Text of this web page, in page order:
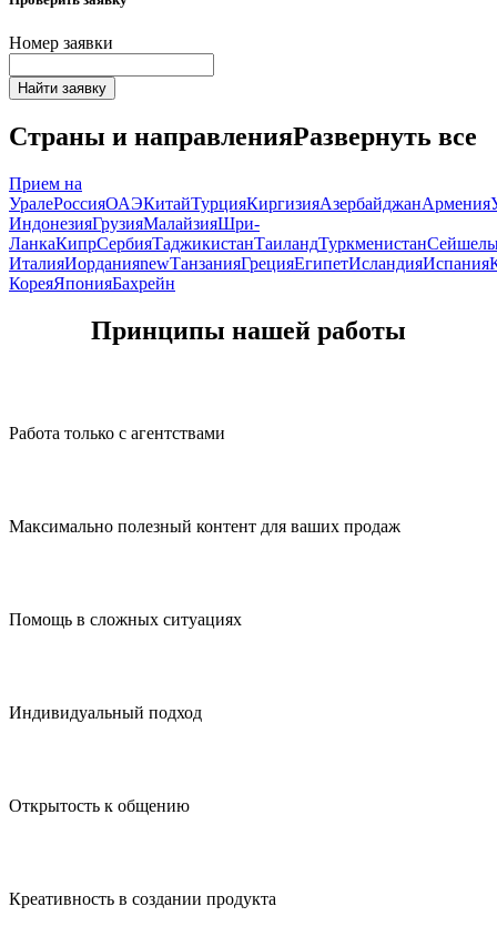
Номер заявки
Найти заявку
Страны и направленияРазвернуть все
Прием на
УралеРоссияОАЭКитайТурцияКиргизияАзербайджанАрмения
ИндонезияГрузияМалайзияШри-
ЛанкаКипрСербияТаджикистанТаиландТуркменистан
ИталияИорданияnewТанзанияГрецияЕгипетИсландияИспания
КореяЯпонияБахрейн
Принципы нашей работы
Работа только с агентствами
Максимально полезный контент для ваших продаж
Помощь в сложных ситуациях
Индивидуальный подход
Открытость к общению
Креативность в создании продукта